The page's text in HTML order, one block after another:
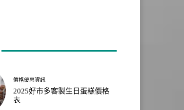
價格優惠資訊
2025好市多客製生日蛋糕價格
表